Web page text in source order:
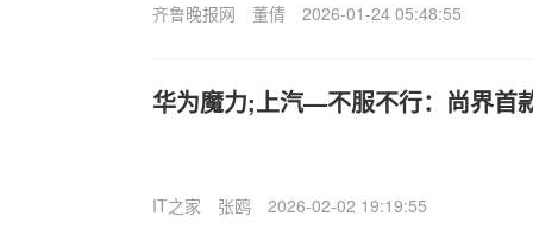
齐鲁晚报网 董倩 2026-01-24 05:48:55
华为魔力;上汽—不服不行：尚界首
IT之家 张鸥 2026-02-02 19:19:55